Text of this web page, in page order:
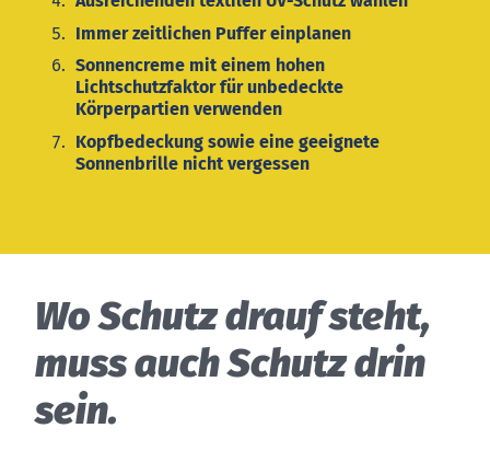
Immer zeitlichen Puffer einplanen
Sonnencreme mit einem hohen
Lichtschutzfaktor für unbedeckte
Körperpartien verwenden
Kopfbedeckung sowie eine geeignete
Sonnenbrille nicht vergessen
Wo Schutz drauf steht,
muss auch Schutz drin
sein.